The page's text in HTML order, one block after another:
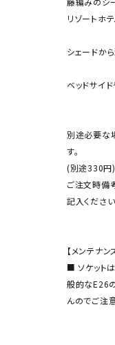
リゾートホ
シェードか
ベッドサイ
別途必要な
す。
(別途330円)
ご注文時備
記入ください
【メンテナン
■ ソケット
般的なE26
んのでご注